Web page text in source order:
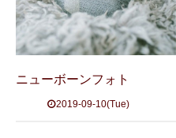
ニューボーンフォト
2019-09-10(Tue)